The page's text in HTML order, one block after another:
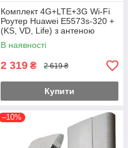
Комплект 4G+LTE+3G Wi-Fi
Роутер Huawei E5573s-320 +
(KS, VD, Life) з антеною
MIMO 2×9dbi
В наявності
2 319 ₴ 2 619 ₴
Купити
–10%